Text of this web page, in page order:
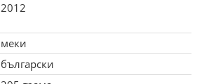
2012
меки
български